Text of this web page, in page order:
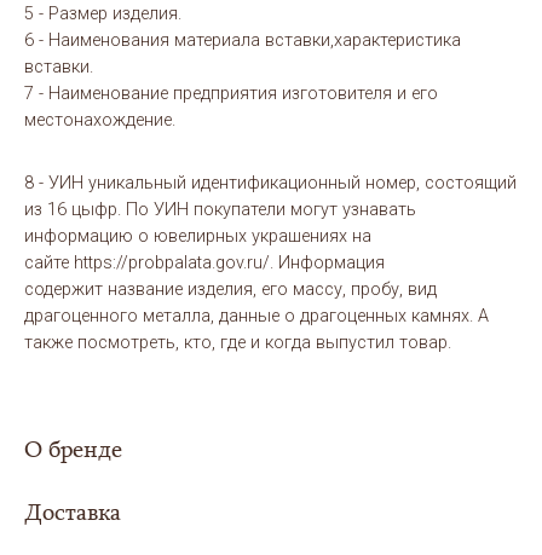
5 - Размер изделия.
6 - Наименования материала вставки,характеристика
вставки.
7 - Наименование предприятия изготовителя и его
местонахождение.
8 - УИН уникальный идентификационный номер, состоящий
из 16 цыфр. По УИН покупатели могут узнавать
информацию о ювелирных украшениях на
сайте https://probpalata.gov.ru/. Информация
содержит название изделия, его массу, пробу, вид
драгоценного металла, данные о драгоценных камнях. А
также посмотреть, кто, где и когда выпустил товар.
О бренде
Доставка